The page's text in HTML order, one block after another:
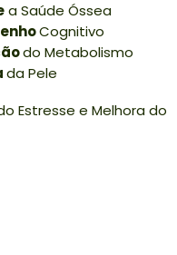
a Saúde Óssea
Cognitivo
do Metabolismo
da Pele
Estresse e Melhora do